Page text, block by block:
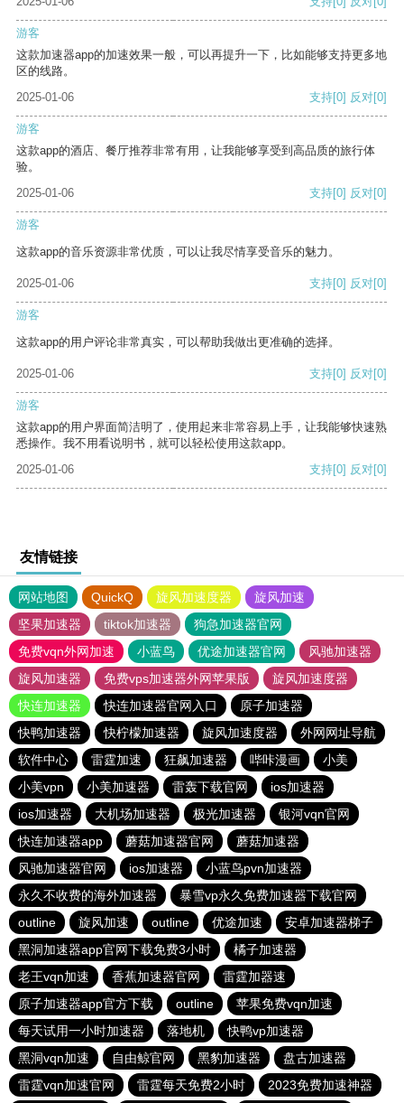
游客
这款加速器app的加速效果一般，可以再提升一下，比如能够支持更多地
区的线路。
2025-01-06
支持[0] 反对[0]
游客
这款app的酒店、餐厅推荐非常有用，让我能够享受到高品质的旅行体
验。
2025-01-06
支持[0] 反对[0]
游客
这款app的音乐资源非常优质，可以让我尽情享受音乐的魅力。
2025-01-06 支持[0] 反对[0]
游客
这款app的用户评论非常真实，可以帮助我做出更准确的选择。
2025-01-06 支持[0] 反对[0]
游客
这款app的用户界面简洁明了，使用起来非常容易上手，让我能够快速熟
悉操作。我不用看说明书，就可以轻松使用这款app。
2025-01-06
支持[0] 反对[0]
友情链接
网站地图 QuickQ 旋风加速度器
旋风加速
坚果加速器
tiktok加速器
狗急加速器官网
免费vqn外网加速
小蓝鸟 优途加速器官网
风驰加速器
旋风加速器
免费vps加速器外网苹果版
旋风加速度器
快连加速器
快连加速器官网入口
原子加速器
快鸭加速器
快柠檬加速器 旋风加速度器
外网网址导航
软件中心
雷霆加速 狂飙加速器 哔咔漫画
小美
小美vpn
小美加速器 雷轰下载官网
ios加速器
ios加速器
大机场加速器 极光加速器
银河vqn官网
快连加速器app
蘑菇加速器官网
蘑菇加速器
风驰加速器官网
ios加速器
小蓝鸟pvn加速器
永久不收费的海外加速器
暴雪vp永久免费加速器下载官网
outline
旋风加速 outline 优途加速
安卓加速器梯子
黑洞加速器app官网下载免费3小时
橘子加速器
老王vqn加速
香蕉加速器官网
雷霆加器速
原子加速器app官方下载
outline
苹果免费vqn加速
每天试用一小时加速器
落地机
快鸭vp加速器
黑洞vqn加速
自由鲸官网 黑豹加速器
盘古加速器
雷霆vqn加速官网
雷霆每天免费2小时 2023免费加速神器